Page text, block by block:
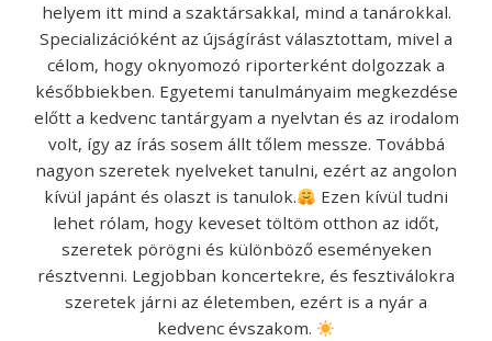
helyem itt mind a szaktársakkal, mind a tanárokkal.
Specializációként az újságírást választottam, mivel a
célom, hogy oknyomozó riporterként dolgozzak a
későbbiekben. Egyetemi tanulmányaim megkezdése
előtt a kedvenc tantárgyam a nyelvtan és az irodalom
volt, így az írás sosem állt tőlem messze. Továbbá
nagyon szeretek nyelveket tanulni, ezért az angolon
kívül japánt és olaszt is tanulok.
Ezen kívül tudni
lehet rólam, hogy keveset töltöm otthon az időt,
szeretek pörögni és különböző eseményeken
résztvenni. Legjobban koncertekre, és fesztiválokra
szeretek járni az életemben, ezért is a nyár a
kedvenc évszakom.